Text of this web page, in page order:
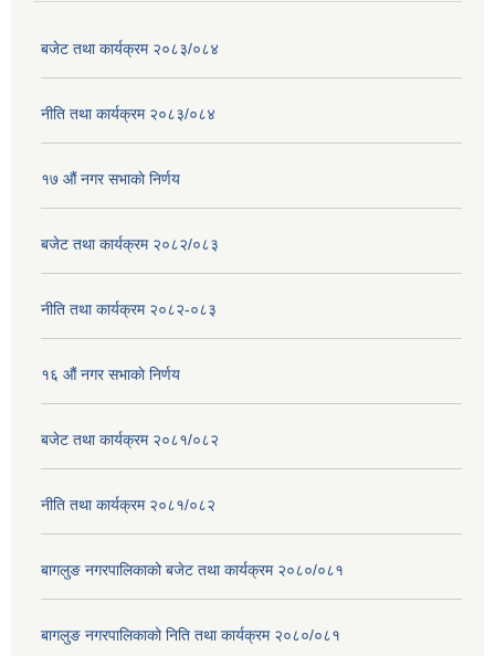
बजेट तथा कार्यक्रम २०८३/०८४
नीति तथा कार्यक्रम २०८३/०८४
१७ ‌‍औं नगर सभाकाे निर्णय
बजेट तथा कार्यक्रम २०८२/०८३
नीति तथा कार्यक्रम २०८२-०८३
१६ ‌औं नगर सभाकाे निर्णय
बजेट तथा कार्यक्रम २०८१/०८२
नीति तथा कार्यक्रम २०८१/०८२
बागलुङ नगरपालिकाको बजेट तथा कार्यक्रम २०८०/०८१
बागलुङ नगरपालिकाको निति तथा कार्यक्रम २०८०/०८१